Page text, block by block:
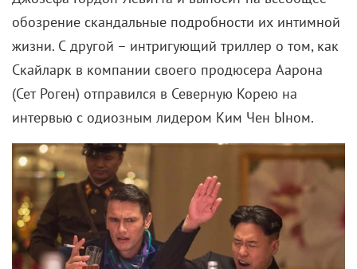
еще и Волан-де-Морта под чалмой носил? В
Хогвартс, который славится своей защитой,
проникло зло, а никто и глазом не моргнул.
Другой вопрос – мистер Северус Снегг. Он же
просто монстр! Постоянно отпускает токсичные
комментарии по поводу действий Поттера и его
друзей, подкалывает, наказывает, снимает очки
Гриффиндору ни за что. В общем, хейтит по полной.
И ему никто не мешает, даже Дамблдор.
И ладно еще эти странные учителя: завхоз Филч – и